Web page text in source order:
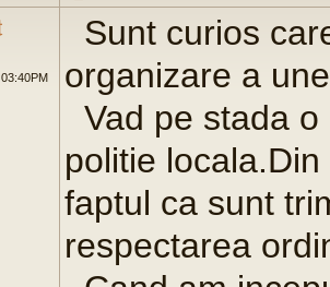
Sunt curios
organizare a
Vad pe stada
politie
faptul ca sunt
respectarea